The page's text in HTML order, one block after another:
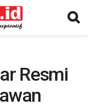
Resmi